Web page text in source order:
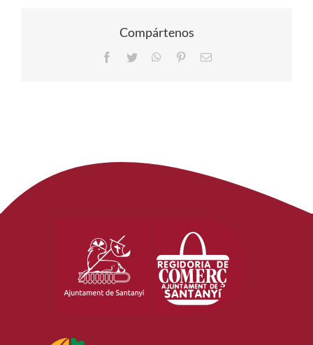
Compártenos
Facebook
Twitter WhatsApp
PinterestCorreo